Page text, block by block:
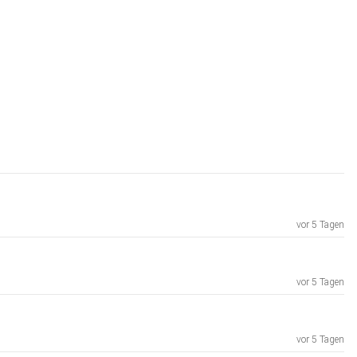
vor 5 Tagen
vor 5 Tagen
vor 5 Tagen